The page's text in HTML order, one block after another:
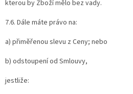
kterou by Zboží mělo bez vady.
7.6. Dále máte právo na:
a) přiměřenou slevu z Ceny; nebo
b) odstoupení od Smlouvy,
jestliže: